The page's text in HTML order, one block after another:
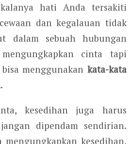
hati Anda tersakiti
dan kegalauan tidak
dalam sebuah hubungan
cinta tapi
menggunakankata-kata
.
kesedihan juga harus
dipendam sendirian.
mengungkapkan kesedihan,